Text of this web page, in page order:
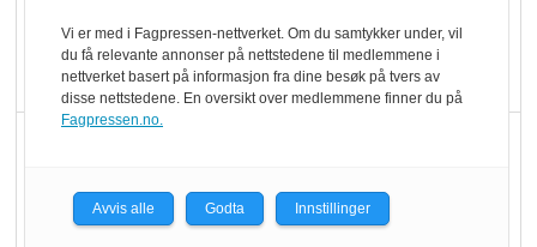
Kolonihagen sliter
med å få tak i nok melk
er klare! Er markedet
det?
Vi er med i Fagpressen-nettverket. Om du samtykker under, vil
du få relevante annonser på nettstedene til medlemmene i
nettverket basert på informasjon fra dine besøk på tvers av
disse nettstedene. En oversikt over medlemmene finner du på
Fagpressen.no.
Avvis alle Godta Innstillinger